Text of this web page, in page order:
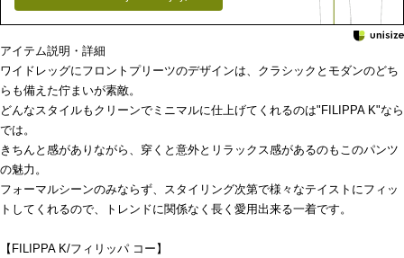
アイテム説明・詳細
ワイドレッグにフロントプリーツのデザインは、クラシックとモダンのどち
らも備えた佇まいが素敵。
どんなスタイルもクリーンでミニマルに仕上げてくれるのは"FILIPPA K"なら
では。
きちんと感がありながら、穿くと意外とリラックス感があるのもこのパンツ
の魅力。
フォーマルシーンのみならず、スタイリング次第で様々なテイストにフィッ
トしてくれるので、トレンドに関係なく長く愛用出来る一着です。
【FILIPPA K/フィリッパ コー】